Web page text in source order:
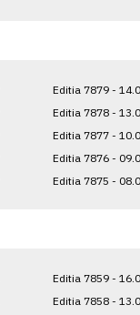
Editia 7879 -
Editia 7878 -
Editia 7877 -
Editia 7876 -
Editia 7875 -
Editia 7859 -
Editia 7858 -